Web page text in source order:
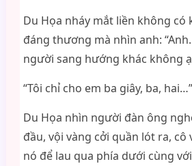
Du Họa nháy mắt liền không có
đáng thương mà nhìn anh:
người sang hướng khác không
“Tôi chỉ cho em ba giây, ba, hai…”
Du Họa nhìn người đàn ông
đầu, vội vàng cởi quần lót ra, cô
nó để lau qua phía dưới cùng